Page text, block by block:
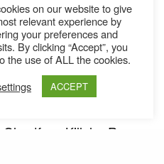
Killah - Ray
jene Töne, die
zum Rappen
Killah - Ray
on our website to give
relevant experience by
your preferences and
By clicking “Accept”, you
the use of ALL the cookies.
ACCEPT